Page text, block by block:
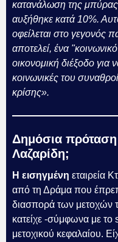
κατανάλωση της
αυξήθηκε κατά 10%.
οφείλεται στο γεγονός
αποτελεί, ένα
οικονομική διέξοδο για
κοινωνικές του
κρίσης».
Δημόσια πρόταση
Λαζαρίδη;
Η εισηγμένη εταιρεία
από τη Δράμα που
διασπορά των μετοχών
κατείχε -σύμφωνα με
μετοχικού κεφαλαίου.